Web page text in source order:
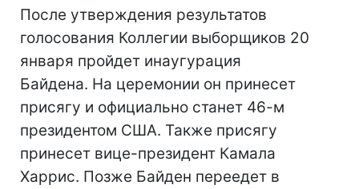
После утверждения результатов
голосования Коллегии выборщиков 20
января пройдет инаугурация
Байдена. На церемонии он принесет
присягу и официально станет 46-м
президентом США. Также присягу
принесет вице-президент Камала
Харрис. Позже Байден переедет в